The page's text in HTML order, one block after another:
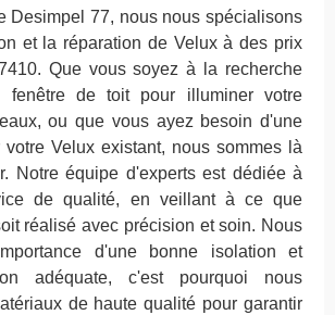
Desimpel 77, nous nous spécialisons
et la réparation de Velux à des prix
Que vous soyez à la recherche
fenêtre de toit pour illuminer votre
ou que vous ayez besoin d'une
votre Velux existant, nous sommes là
Notre équipe d'experts est dédiée à
de qualité, en veillant à ce que
réalisé avec précision et soin. Nous
d'une bonne isolation et
adéquate, c'est pourquoi nous
de haute qualité pour garantir